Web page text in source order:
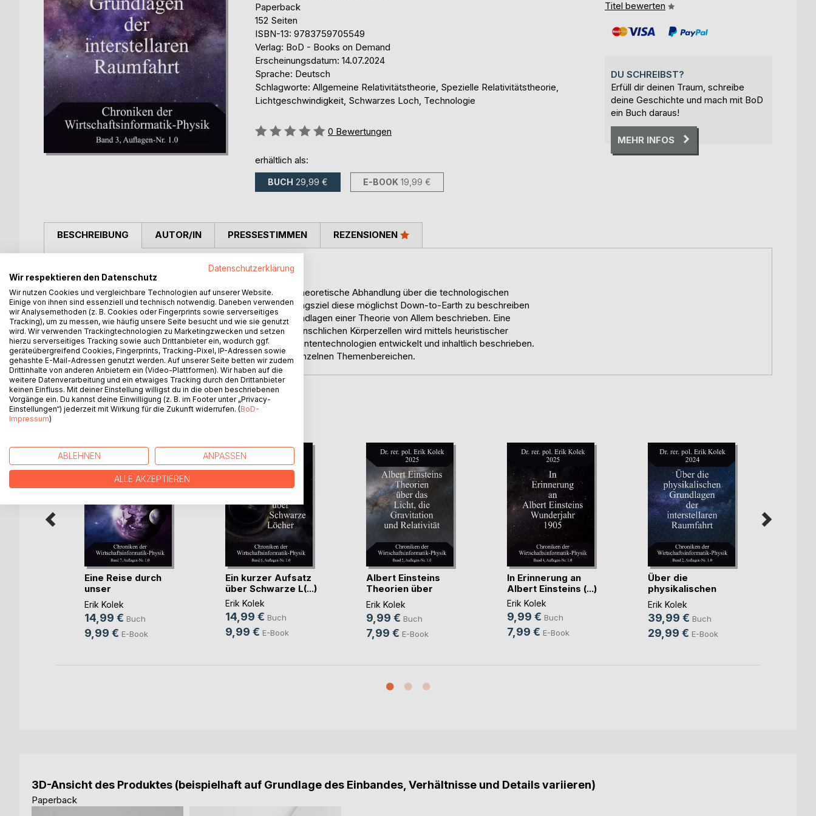
Paperback
152 Seiten
ISBN-13: 9783759705549
Verlag: BoD - Books on Demand
Erscheinungsdatum: 14.07.2024
Sprache: Deutsch
Schlagworte: Allgemeine Relativitätstheorie, Spezielle Relativitätstheorie,
Lichtgeschwindigkeit, Schwarzes Loch, Technologie
Bewertung::
0 Bewertungen
erhältlich als:
BUCH 29,99 € E-BOOK 19,99 €
Titel bewerten
DU SCHREIBST?
Erfüll dir deinen Traum, schreibe
deine Geschichte und mach mit BoD
ein Buch daraus!
MEHR INFOS
BESCHREIBUNG
Aus dem Vorwort von Herrn Dr. rer. pol. Erik Kolek
Bei diesem Buch handelt es sich um eine wegweisende theoretische Abhandlung über die technologischen
Grundlagen der interstellaren Raumfahrt mit dem Forschungsziel diese möglichst Down-to-Earth zu beschreiben
und daher zu ermöglichen. Als Einführung werden die Grundlagen einer Theorie von Allem beschrieben. Eine
quantenmedizinische Molekulartheorie hinsichtlich der menschlichen Körperzellen wird mittels heuristischer
Gesichtspunkte eingeführt. Es werden fortschrittliche Quantentechnologien entwickelt und inhaltlich beschrieben.
Das Werk besteht aus interessanten Einzelbeiträgen zu einzelnen Themenbereichen.
AUTOR/IN PRESSESTIMMEN REZENSIONEN
WEITERE TITEL BEIBoD
Eine Reise durch
unser
Sonnensyste(...)
Erik Kolek
14,99 € Buch
9,99 € E-Book
Ein kurzer Aufsatz
über Schwarze L(...)
Erik Kolek
14,99 € Buch
9,99 € E-Book
Albert Einsteins
Theorien über
das(...)
Erik Kolek
9,99 € Buch
7,99 € E-Book
In Erinnerung an
Albert Einsteins (...)
Erik Kolek
9,99 € Buch
7,99 € E-Book
Über die
physikalischen
Grundlagen(...)
Erik Kolek
39,99 € Buch
29,99 € E-Book
3D-Ansicht des Produktes (beispielhaft auf Grundlage des Einbandes, Verhältnisse und Details variieren)
Paperback
Datenschutzerklärung
Wir respektieren den Datenschutz
Wir nutzen Cookies und vergleichbare Technologien auf unserer Website.
Einige von ihnen sind essenziell und technisch notwendig. Daneben verwenden
wir Analysemethoden (z. B. Cookies oder Fingerprints sowie serverseitiges
Tracking), um zu messen, wie häufig unsere Seite besucht und wie sie genutzt
wird. Wir verwenden Trackingtechnologien zu Marketingzwecken und setzen
hierzu serverseitiges Tracking sowie auch Drittanbieter ein, wodurch ggf.
geräteübergreifend Cookies, Fingerprints, Tracking-Pixel, IP-Adressen sowie
gehashte E-Mail-Adressen genutzt werden. Auf unserer Seite betten wir zudem
Drittinhalte von anderen Anbietern ein (Video-Plattformen). Wir haben auf die
weitere Datenverarbeitung und ein etwaiges Tracking durch den Drittanbieter
keinen Einfluss. Mit deiner Einstellung willigst du in die oben beschriebenen
Vorgänge ein. Du kannst deine Einwilligung (z. B. im Footer unter „Privacy-
Einstellungen“) jederzeit mit Wirkung für die Zukunft widerrufen. (BoD-
Impressum)
ABLEHNEN ANPASSEN
ALLE AKZEPTIEREN